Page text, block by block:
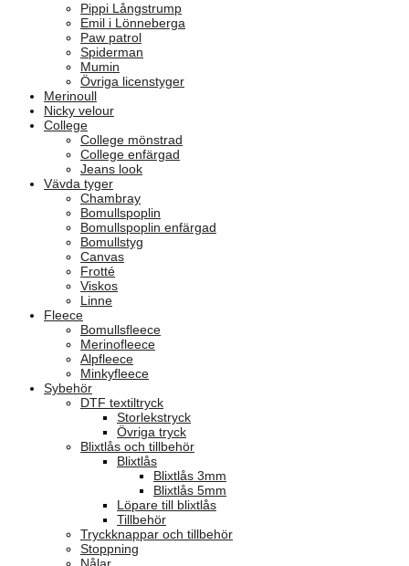
Pippi Långstrump
Emil i Lönneberga
Paw patrol
Spiderman
Mumin
Övriga licenstyger
Merinoull
Nicky velour
College
College mönstrad
College enfärgad
Jeans look
Vävda tyger
Chambray
Bomullspoplin
Bomullspoplin enfärgad
Bomullstyg
Canvas
Frotté
Viskos
Linne
Fleece
Bomullsfleece
Merinofleece
Alpfleece
Minkyfleece
Sybehör
DTF textiltryck
Storlekstryck
Övriga tryck
Blixtlås och tillbehör
Blixtlås
Blixtlås 3mm
Blixtlås 5mm
Löpare till blixtlås
Tillbehör
Tryckknappar och tillbehör
Stoppning